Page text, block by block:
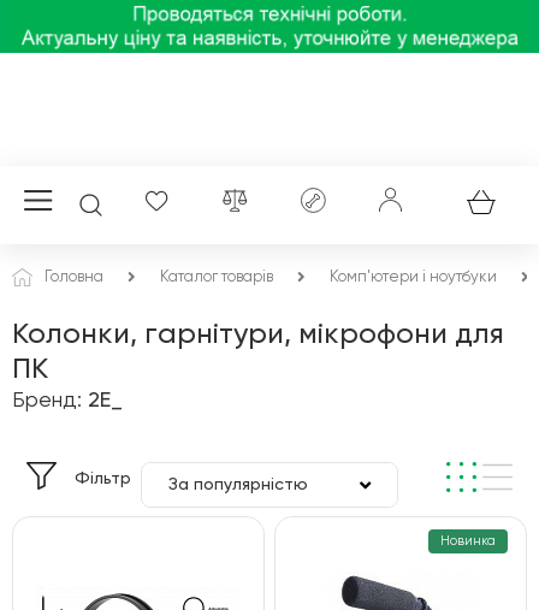
Головна Каталог товарів Комп'ютери і ноутбуки
Колонки, гарнітури, мікрофони для
ПК
Бренд: 2E_
Фільтр За популярністю
Новинка